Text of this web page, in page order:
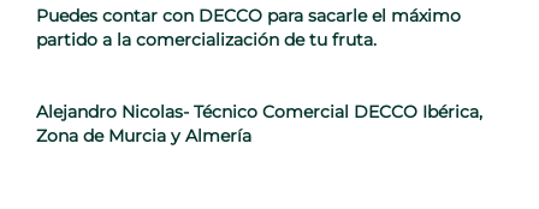
Puedes contar con DECCO para sacarle el máximo
partido a la comercialización de tu fruta.
Alejandro Nicolas- Técnico Comercial DECCO Ibérica,
Zona de Murcia y Almería